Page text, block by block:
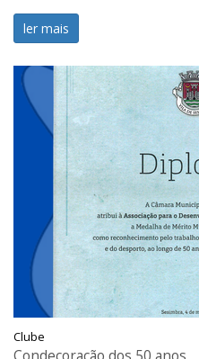
ler mais
Clube